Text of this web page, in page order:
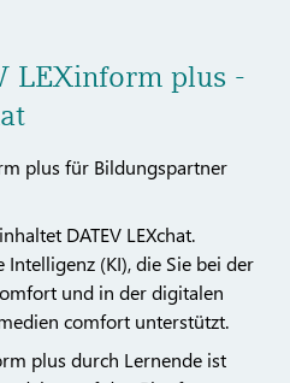
LEXinform plus -
plus für Bildungspartner
DATEV LEXchat.
Intelligenz (KI), die Sie bei der
und in der digitalen
comfort unterstützt.
plus durch Lernende ist